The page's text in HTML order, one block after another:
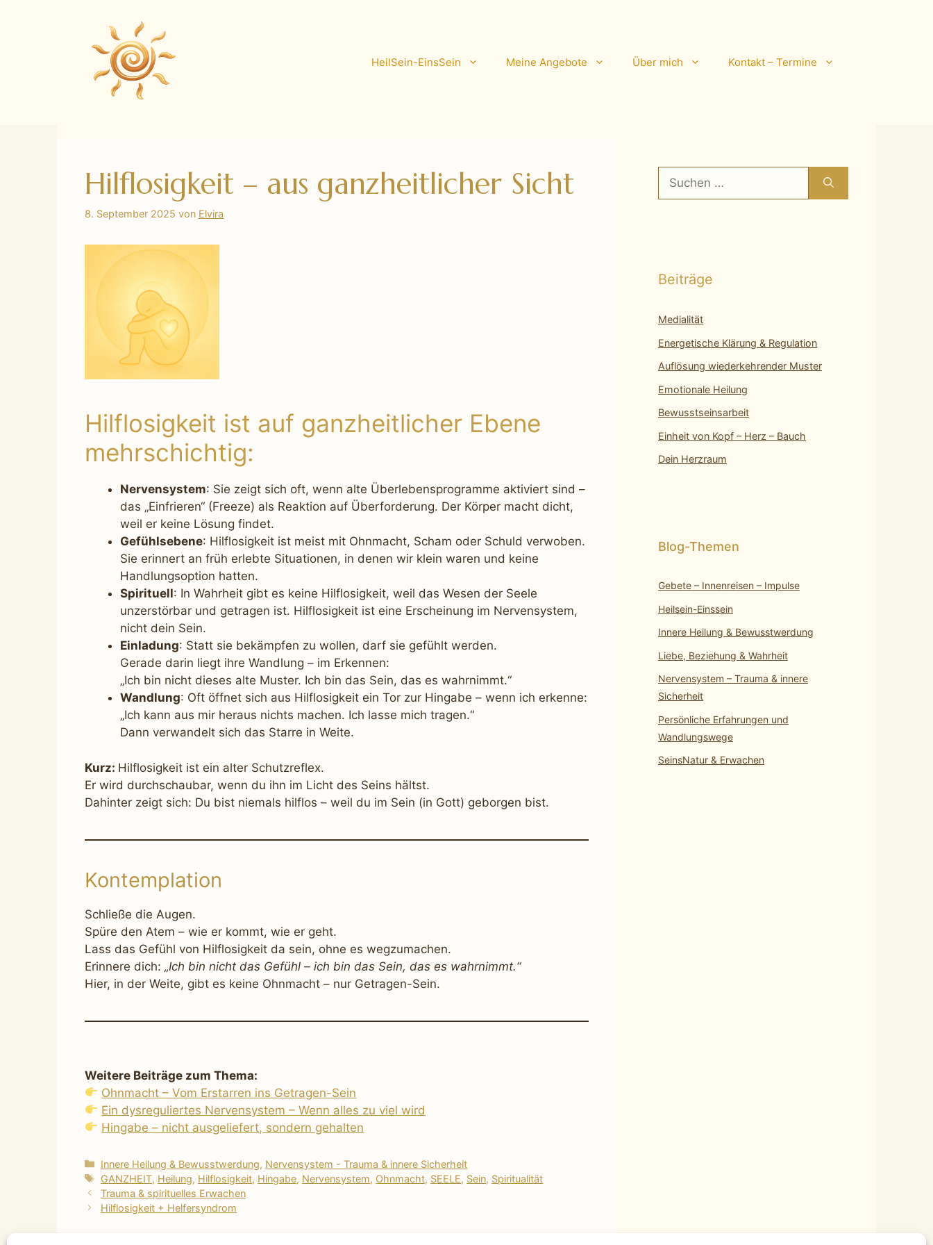
HeilSein-EinsSein Meine Angebote Über mich Kontakt – Termine
Hilflosigkeit – aus ganzheitlicher Sicht
8. September 2025 von Elvira
Hilflosigkeit ist auf ganzheitlicher Ebene
mehrschichtig:
Nervensystem: Sie zeigt sich oft, wenn alte Überlebensprogramme aktiviert sind –
das „Einfrieren“ (Freeze) als Reaktion auf Überforderung. Der Körper macht dicht,
weil er keine Lösung findet.
Gefühlsebene: Hilflosigkeit ist meist mit Ohnmacht, Scham oder Schuld verwoben.
Sie erinnert an früh erlebte Situationen, in denen wir klein waren und keine
Handlungsoption hatten.
Spirituell: In Wahrheit gibt es keine Hilflosigkeit, weil das Wesen der Seele
unzerstörbar und getragen ist. Hilflosigkeit ist eine Erscheinung im Nervensystem,
nicht dein Sein.
Einladung: Statt sie bekämpfen zu wollen, darf sie gefühlt werden.
Gerade darin liegt ihre Wandlung – im Erkennen:
„Ich bin nicht dieses alte Muster. Ich bin das Sein, das es wahrnimmt.“
Wandlung: Oft öffnet sich aus Hilflosigkeit ein Tor zur Hingabe – wenn ich erkenne:
„Ich kann aus mir heraus nichts machen. Ich lasse mich tragen.“
Dann verwandelt sich das Starre in Weite.
Kurz: Hilflosigkeit ist ein alter Schutzreflex.
Er wird durchschaubar, wenn du ihn im Licht des Seins hältst.
Dahinter zeigt sich: Du bist niemals hilflos – weil du im Sein (in Gott) geborgen bist.
Kontemplation
Schließe die Augen.
Spüre den Atem – wie er kommt, wie er geht.
Lass das Gefühl von Hilflosigkeit da sein, ohne es wegzumachen.
Erinnere dich: „Ich bin nicht das Gefühl – ich bin das Sein, das es wahrnimmt.“
Hier, in der Weite, gibt es keine Ohnmacht – nur Getragen-Sein.
Weitere Beiträge zum Thema:
Ohnmacht – Vom Erstarren ins Getragen-Sein
Ein dysreguliertes Nervensystem – Wenn alles zu viel wird
Hingabe – nicht ausgeliefert, sondern gehalten
Kategorien
Innere Heilung & Bewusstwerdung, Nervensystem - Trauma & innere Sicherheit
Schlagwörter
GANZHEIT, Heilung, Hilflosigkeit, Hingabe, Nervensystem, Ohnmacht, SEELE, Sein, Spiritualität
Trauma & spirituelles Erwachen
Hilflosigkeit + Helfersyndrom
Suchen
nach:
Beiträge
Medialität
Energetische Klärung & Regulation
Auflösung wiederkehrender Muster
Emotionale Heilung
Bewusstseinsarbeit
Einheit von Kopf – Herz – Bauch
Dein Herzraum
Gebete – Innenreisen – Impulse
Heilsein-Einssein
Innere Heilung & Bewusstwerdung
Liebe, Beziehung & Wahrheit
Nervensystem – Trauma & innere
Sicherheit
Persönliche Erfahrungen und
Wandlungswege
SeinsNatur & Erwachen